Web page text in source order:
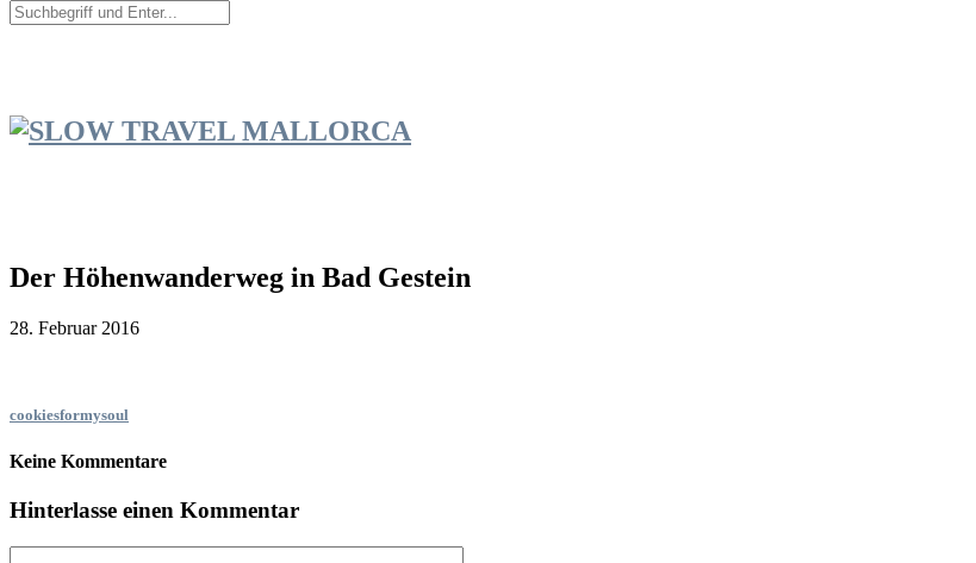
Der Höhenwanderweg in Bad Gestein
28. Februar 2016
cookiesformysoul
Keine Kommentare
Hinterlasse einen Kommentar